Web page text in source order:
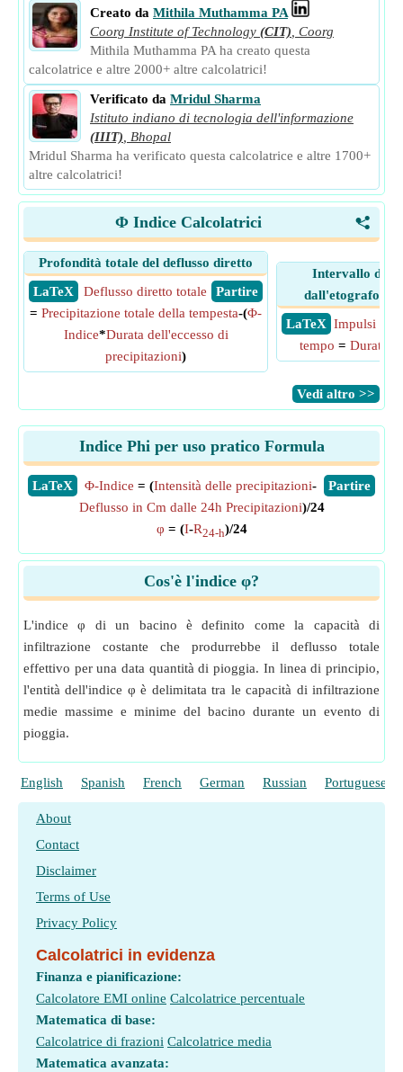
Creato da Mithila Muthamma PA
Coorg Institute of Technology (CIT) Coorg
Mithila Muthamma PA ha creato questa
calcolatrice e altre 2000+ altre calcolatrici!
Verificato da Mridul Sharma
Istituto indiano di tecnologia dell'informazione
(IIIT)
Bhopal
Mridul Sharma ha verificato questa calcolatrice e altre 1700+
altre calcolatrici!
<
Φ Indice Calcolatrici
Profondità totale del deflusso diretto
​ LaTeX
​ Partire
Deflusso diretto totale
= Precipitazione totale della tempesta-(Φ-
Indice*Durata dell'eccesso di
precipitazioni)
Intervallo di
dall'etografo
​ LaTeX Impulsi di
tempo = Durata
​Vedi altro >>
Indice Phi per uso pratico Formula
​LaTeX ​Partire
Φ-Indice = (Intensità delle precipitazioni-
Deflusso in Cm dalle 24h Precipitazioni)/24
φ = (I-R24-h)/24
Cos'è l'indice φ?
L'indice φ di un bacino è definito come la capacità di
infiltrazione costante che produrrebbe il deflusso totale
effettivo per una data quantità di pioggia. In linea di principio,
l'entità dell'indice φ è delimitata tra le capacità di infiltrazione
medie massime e minime del bacino durante un evento di
pioggia.
English Spanish French German Russian Portuguese
About
Contact
Disclaimer
Terms of Use
Privacy Policy
Calcolatrici in evidenza
Finanza e pianificazione:
Calcolatore EMI online Calcolatrice percentuale
Matematica di base:
Calcolatrice di frazioni Calcolatrice media
Matematica avanzata: